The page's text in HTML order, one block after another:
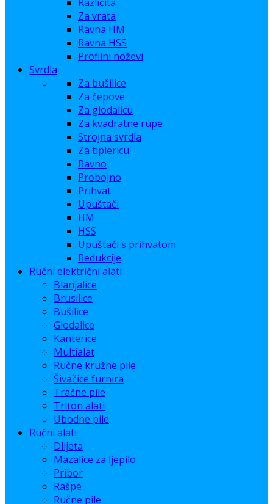
Za vrata
Ravna HM
Ravna HSS
Profilni noževi
Svrdla
Za bušilice
Za čepove
Za glodalicu
Za kvadratne rupe
Strojna svrdla
Za tiplericu
Ravno
Probojno
Prihvat
Upuštači
HM
HSS
Upuštači s prihvatom
Redukcije
Ručni električni alati
Blanjalice
Brusilice
Bušilice
Glodalice
Kanterice
Multialat
Ručne kružne pile
Šivačice furnira
Tračne pile
Triton alati
Ubodne pile
Ručni alati
Dlijeta
Mazalice za ljepilo
Pribor
Rašpe
Ručne pile